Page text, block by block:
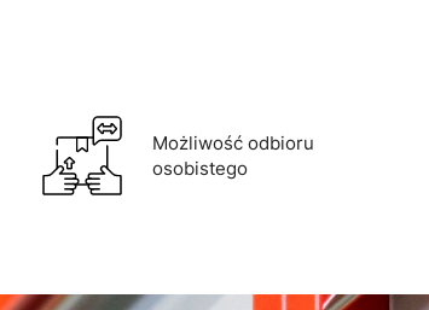
Możliwość odbioru
osobistego